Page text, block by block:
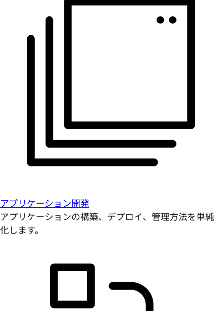
アプリケーション開発
アプリケーションの構築、デプロイ、管理方法を単純
化します。